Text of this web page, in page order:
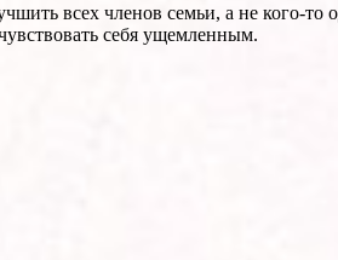
всех членов семьи, а не кого-
себя ущемленным.